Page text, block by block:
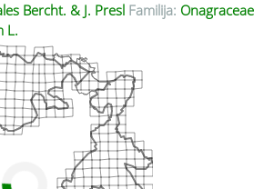
Bercht. & J. Presl Familija: Onagraceae
L.